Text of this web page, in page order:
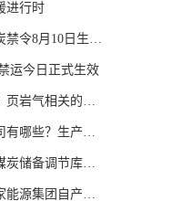
进行时
10日生效，俄专
运今日正式生效
关的上市公司有
生产双黄连的上
备调节库投用
产煤完成5187万吨